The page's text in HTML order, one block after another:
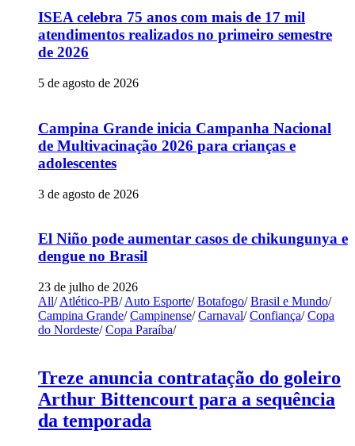
ISEA celebra 75 anos com mais de 17 mil
atendimentos realizados no primeiro semestre
de 2026
5 de agosto de 2026
Campina Grande inicia Campanha Nacional
de Multivacinação 2026 para crianças e
adolescentes
3 de agosto de 2026
El Niño pode aumentar casos de chikungunya e
dengue no Brasil
23 de julho de 2026
All/ Atlético-PB/ Auto Esporte/ Botafogo/ Brasil e Mundo/
Campina Grande/ Campinense/ Carnaval/ Confiança/ Copa
do Nordeste/ Copa Paraíba/
Treze anuncia contratação do goleiro
Arthur Bittencourt para a sequência
da temporada